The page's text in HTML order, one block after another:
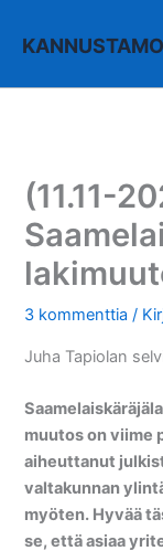
sisältöön
(11.11-
3 kommenttia /
Juha Tapiolan
muutos on viime
aiheuttanut
valtakunnan
myöten. Hyvää
se, että asiaa